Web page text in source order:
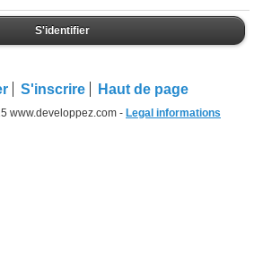
S'identifier
S'inscrire Haut de page
www.developpez.com - Legal informations